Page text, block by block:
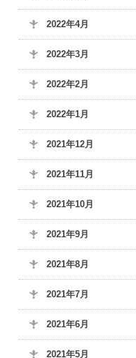
2022年4月
2022年3月
2022年2月
2022年1月
2021年12月
2021年11月
2021年10月
2021年9月
2021年8月
2021年7月
2021年6月
2021年5月